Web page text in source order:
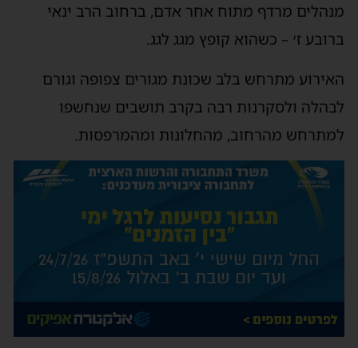
מנהלים מרדף מתוח אחר אדם, ברחוב הרב ינאי
ברובע ז׳ – כשהוא קופץ מגג לגג.
האירוע מתרחש בלב שכונת מגורים צפופה וגורם
לבהלה ולסקרנות רבה בקרב תושבים שנחשפו
למתרחש מהרחוב, מהחלונות ומהמרפסות.